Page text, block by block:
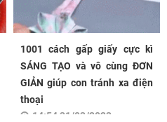
1001 cách gấp giấy cực kì
SÁNG TẠO và vô cùng ĐƠN
GIẢN giúp con tránh xa điện
thoại
14:54 31/03/2023